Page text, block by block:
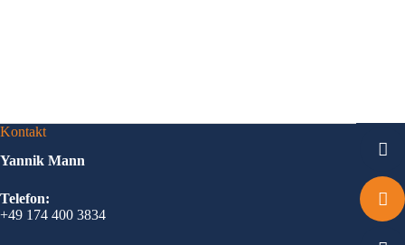
Kontakt
Yannik Mann
Telefon:
+49 174 400 3834